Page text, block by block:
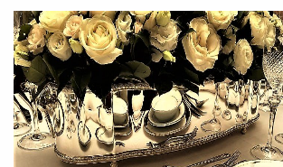
Você é aluno inFlux?
Sim Não